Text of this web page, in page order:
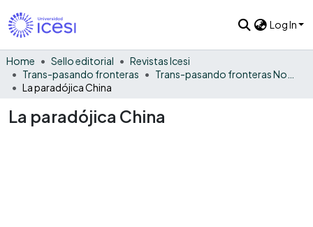
Log In
Home Sello editorial
Revistas Icesi
Trans-pasando fronteras
La paradójica China
La paradójica China